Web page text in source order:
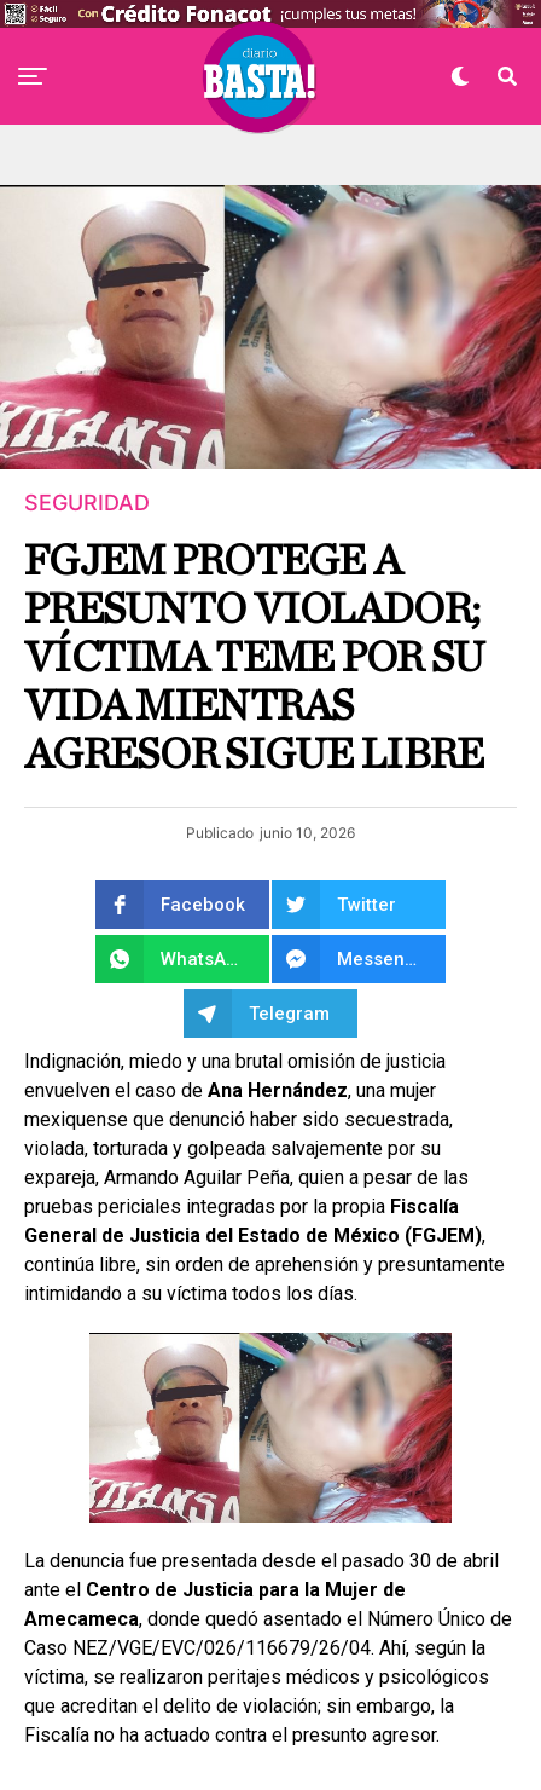
SEGURIDAD
FGJEM PROTEGE A
PRESUNTO VIOLADOR;
VÍCTIMA TEME POR SU
VIDA MIENTRAS
AGRESOR SIGUE LIBRE
Publicado junio 10, 2026
Facebook Twitter
WhatsApp Messenger
Telegram
Indignación, miedo y una brutal omisión de justicia
envuelven el caso de Ana Hernández, una mujer
mexiquense que denunció haber sido secuestrada,
violada, torturada y golpeada salvajemente por su
expareja, Armando Aguilar Peña, quien a pesar de las
pruebas periciales integradas por la propia Fiscalía
General de Justicia del Estado de México (FGJEM),
continúa libre, sin orden de aprehensión y presuntamente
intimidando a su víctima todos los días.
La denuncia fue presentada desde el pasado 30 de abril
ante el Centro de Justicia para la Mujer de
Amecameca, donde quedó asentado el Número Único de
Caso NEZ/VGE/EVC/026/116679/26/04. Ahí, según la
víctima, se realizaron peritajes médicos y psicológicos
que acreditan el delito de violación; sin embargo, la
Fiscalía no ha actuado contra el presunto agresor.